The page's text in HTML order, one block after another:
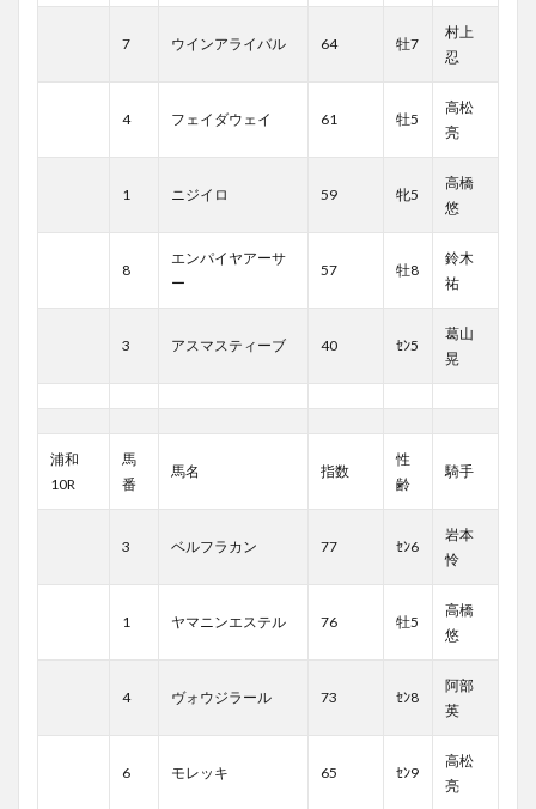
7 ウインアライバル 64 牡7
村上
忍
4 フェイダウェイ 61 牡5
高松
亮
1 ニジイロ 59 牝5
高橋
悠
8
エンパイヤアーサ
ー
57 牡8
鈴木
祐
3 アスマスティーブ 40 ｾﾝ5
葛山
晃
浦和
10R
馬
番
馬名 指数
性
齢
騎手
3 ベルフラカン 77 ｾﾝ6
岩本
怜
1 ヤマニンエステル 76 牡5
高橋
悠
4 ヴォウジラール 73 ｾﾝ8
阿部
英
6 モレッキ 65 ｾﾝ9
高松
亮